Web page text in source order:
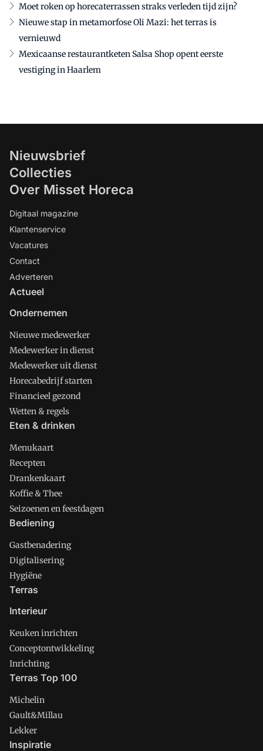
Moet roken op horecaterrassen straks verleden tijd zijn?
Nieuwe stap in metamorfose Oli Mazi: het terras is
vernieuwd
Mexicaanse restaurantketen Salsa Shop opent eerste
vestiging in Haarlem
Nieuwsbrief
Collecties
Over Misset Horeca
Digitaal magazine
Klantenservice
Vacatures
Contact
Adverteren
Actueel
Ondernemen
Nieuwe medewerker
Medewerker in dienst
Medewerker uit dienst
Horecabedrijf starten
Financieel gezond
Wetten & regels
Eten & drinken
Menukaart
Recepten
Drankenkaart
Koffie & Thee
Seizoenen en feestdagen
Bediening
Gastbenadering
Digitalisering
Hygiëne
Terras
Interieur
Keuken inrichten
Conceptontwikkeling
Inrichting
Terras Top 100
Michelin
Gault&Millau
Lekker
Inspiratie